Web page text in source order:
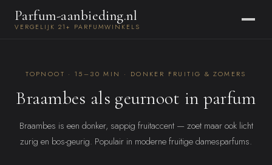
Parfum-aanbieding.nl
VERGELIJK 21+ PARFUMWINKELS
TOPNOOT · 15–30 MIN · DONKER FRUITIG & ZOMERS
Braambes als geurnoot in parfum
Braambes is een donker, sappig fruitaccent — zoet maar ook licht
zurig en bos-geurig. Populair in moderne fruitige damesparfums.